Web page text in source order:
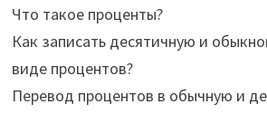
Что такое проценты?
Как записать десятичную и
виде процентов?
Перевод процентов в обычную и